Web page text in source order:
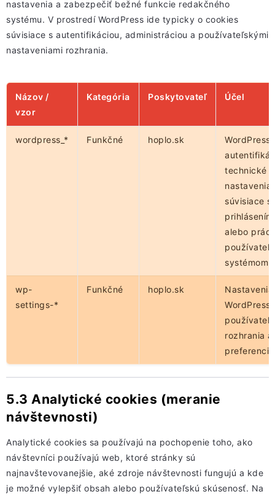
nastavenia a zabezpečiť bežné funkcie redakčného
systému. V prostredí WordPress ide typicky o cookies
súvisiace s autentifikáciou, administráciou a používateľskými
nastaveniami rozhrania.
Názov /
vzor
Kategória Poskytovateľ Účel
wordpress_* Funkčné hoplo.sk
WordPress
technické
nastavenia
súvisiace s
prihlásením
alebo
systémom.
wp-
settings-*
Funkčné hoplo.sk
Nastavenia
WordPress
rozhrania a
preferencií.
5.3 Analytické cookies (meranie
návštevnosti)
Analytické cookies sa používajú na pochopenie toho, ako
návštevníci používajú web, ktoré stránky sú
najnavštevovanejšie, aké zdroje návštevnosti fungujú a kde
je možné vylepšiť obsah alebo používateľskú skúsenosť. Na